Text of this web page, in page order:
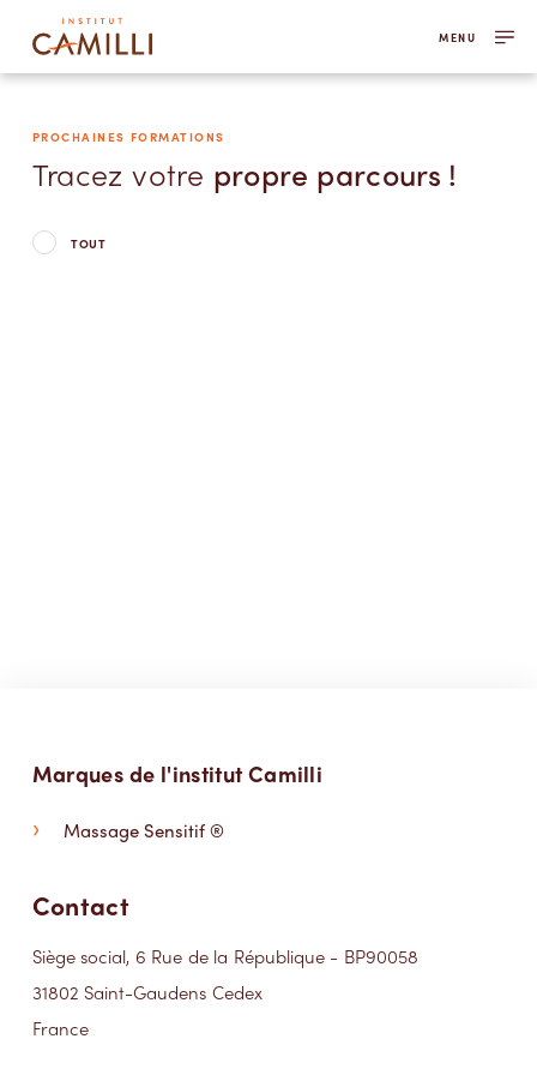
MENU
PROCHAINES FORMATIONS
Tracez votre propre parcours !
TOUT
Marques de l'institut Camilli
Massage Sensitif ®
Contact
Siège social, 6 Rue de la République - BP90058
31802 Saint-Gaudens Cedex
France